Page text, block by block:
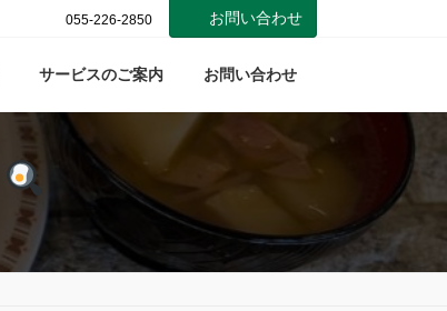
055-226-2850 お問い合わせ
サービスのご案内 お問い合わせ